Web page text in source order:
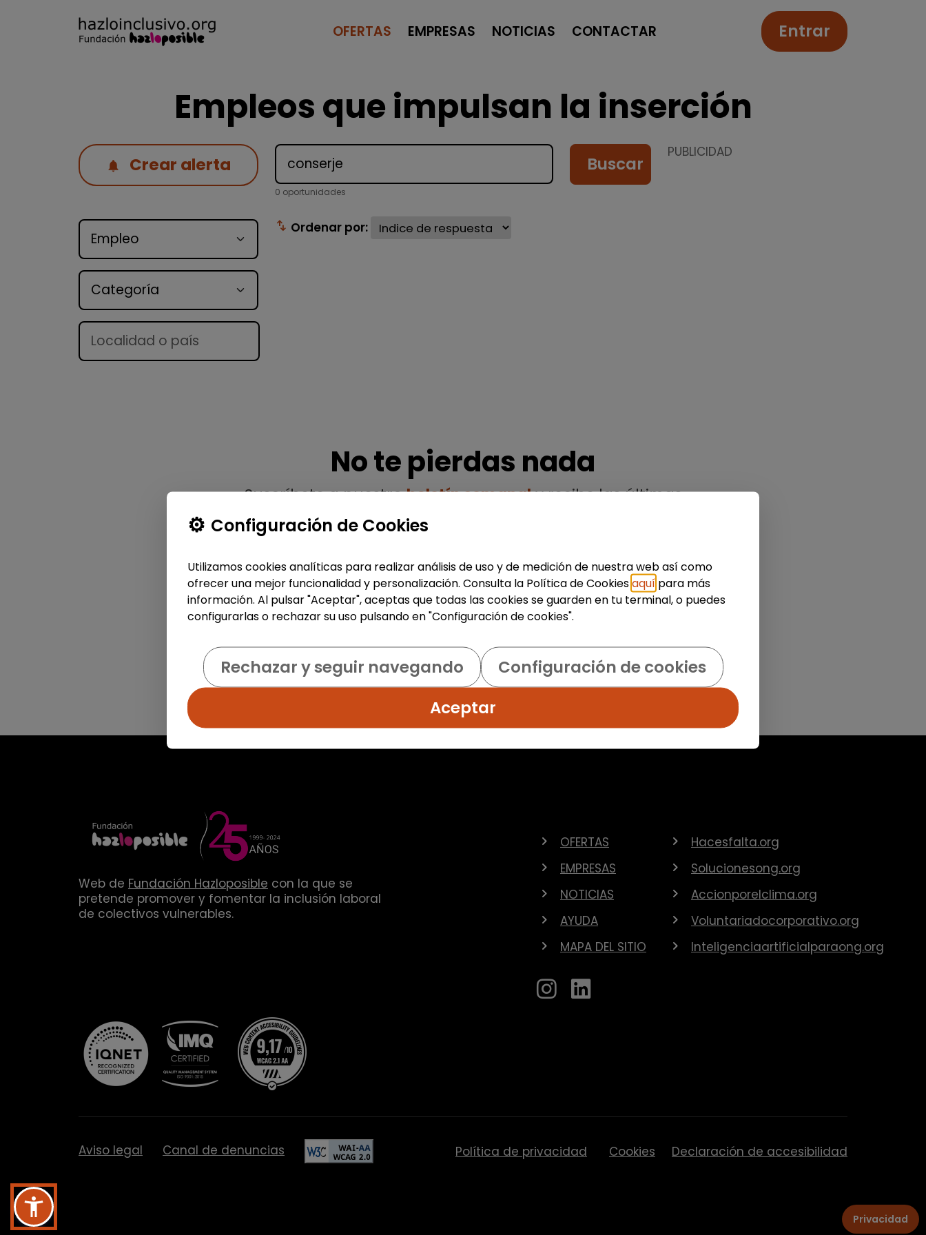
OFERTAS EMPRESAS NOTICIAS CONTACTAR Entrar
Empleos que impulsan la inserción
Crear alerta
Tipo de oferta
Categoría
Lugar
0 oportunidades
Buscar
swap_vert Ordenar por:
PUBLICIDAD
No te pierdas nada
Suscríbete a nuestroboletín semanaly recibe las últimas
ofertas y noticias publicadas
Enviar
Web de Fundación Hazloposible con la que se
pretende promover y fomentar la inclusión laboral
de colectivos vulnerables.
OFERTAS
EMPRESAS
NOTICIAS
AYUDA
MAPA DEL SITIO
Hacesfalta.org
Solucionesong.org
Accionporelclima.org
Voluntariadocorporativo.org
Inteligenciaartificialparaong.org
Aviso legal Canal de denuncias Política de privacidad Cookies Declaración de accesibilidad
Configuración de Cookies
Utilizamos cookies analíticas para realizar análisis de uso y de medición de nuestra web así como
ofrecer una mejor funcionalidad y personalización. Consulta la Política de Cookiesaquí para más
información. Al pulsar "Aceptar", aceptas que todas las cookies se guarden en tu terminal, o puedes
configurarlas o rechazar su uso pulsando en "Configuración de cookies".
Rechazar y seguir navegando
Configuración de cookies
Aceptar
Privacidad